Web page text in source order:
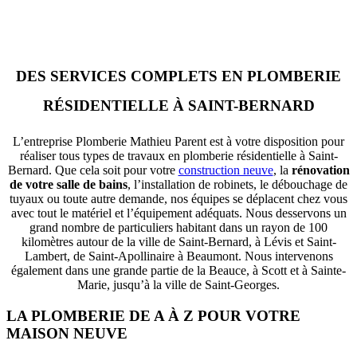
DES SERVICES COMPLETS EN PLOMBERIE
RÉSIDENTIELLE À SAINT-BERNARD
L’entreprise Plomberie Mathieu Parent est à votre disposition pour
réaliser tous types de travaux en plomberie résidentielle à Saint-
Bernard. Que cela soit pour votre construction neuve, la rénovation
de votre salle de bains, l’installation de robinets, le débouchage de
tuyaux ou toute autre demande, nos équipes se déplacent chez vous
avec tout le matériel et l’équipement adéquats. Nous desservons un
grand nombre de particuliers habitant dans un rayon de 100
kilomètres autour de la ville de Saint-Bernard, à Lévis et Saint-
Lambert, de Saint-Apollinaire à Beaumont. Nous intervenons
également dans une grande partie de la Beauce, à Scott et à Sainte-
Marie, jusqu’à la ville de Saint-Georges.
LA PLOMBERIE DE A À Z POUR VOTRE
MAISON NEUVE